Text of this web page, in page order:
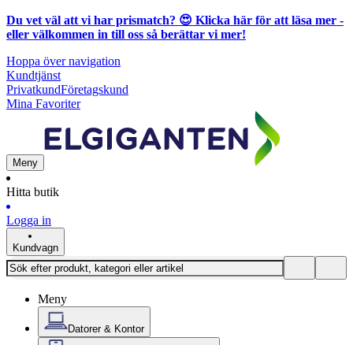
Du vet väl att vi har prismatch? 😍 Klicka här för att läsa mer -
eller välkommen in till oss så berättar vi mer!
Hoppa över navigation
Kundtjänst
PrivatkundFöretagskund
Mina Favoriter
Meny
Hitta butik
Logga in
Kundvagn
Meny
Datorer & Kontor